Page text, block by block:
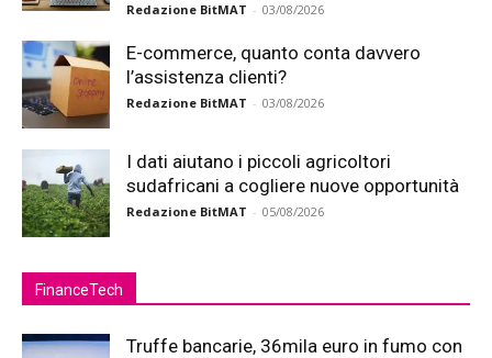
Redazione BitMAT - 03/08/2026
E-commerce, quanto conta davvero
l’assistenza clienti?
Redazione BitMAT - 03/08/2026
I dati aiutano i piccoli agricoltori
sudafricani a cogliere nuove opportunità
Redazione BitMAT - 05/08/2026
FinanceTech
Truffe bancarie, 36mila euro in fumo con